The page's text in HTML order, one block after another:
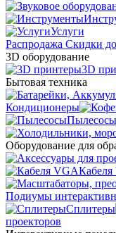
Услуги
Распродажа Скидки
3D оборудование
3D
Бытовая техника
Кондиционеры
Пылесосы
Оборудование для
Подиумы
Сплитеры
проекторов